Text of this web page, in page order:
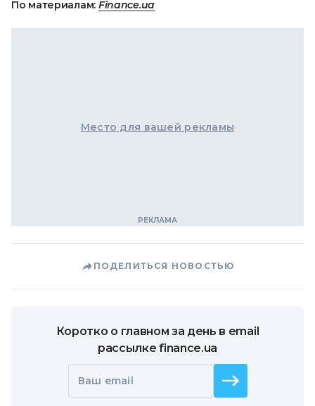
По материалам: Finance.ua
Место для вашей рекламы
ПОДЕЛИТЬСЯ НОВОСТЬЮ
Коротко о главном за день в email
рассылке finance.ua
Ваш email